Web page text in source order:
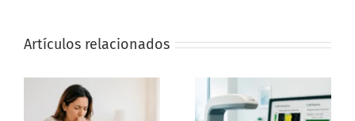
Artículos relacionados